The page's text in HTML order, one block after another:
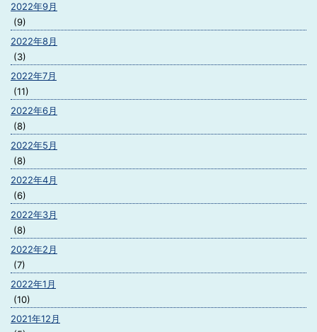
2022年9月
(9)
2022年8月
(3)
2022年7月
(11)
2022年6月
(8)
2022年5月
(8)
2022年4月
(6)
2022年3月
(8)
2022年2月
(7)
2022年1月
(10)
2021年12月